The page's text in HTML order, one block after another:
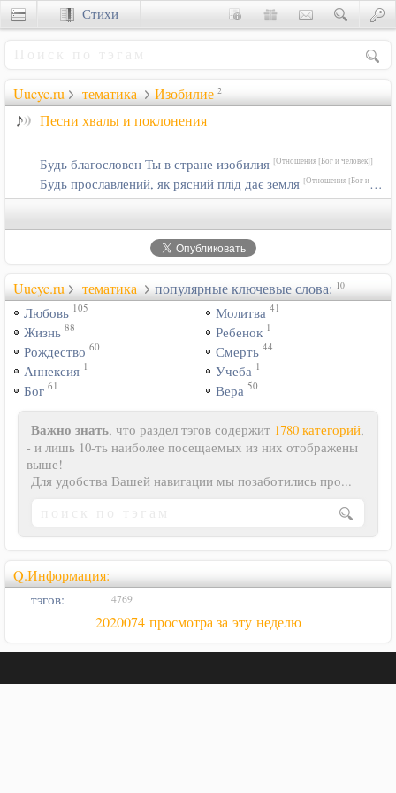
Uucyc.ru тематика Изобилие 2
Песни хвалы и поклонения
Будь благословен Ты в стране изобилия [Отношения [Бог и человек]]
Будь прославлений, як рясний плід дає земля [Отношения [Бог и человек]]
Uucyc.ru тематика популярные ключевые слова: 10
Любовь 105
Жизнь 88
Рождество 60
Аннексия 1
Бог 61
Молитва 41
Ребенок 1
Смерть 44
Учеба 1
Вера 50
Важно знать, что раздел тэгов содержит 1780 категорий,
- и лишь 10-ть наиболее посещаемых из них отображены
выше!
Для удобства Вашей навигации мы позаботились про...
Q.Информация:
тэгов: 4769
2020074 просмотра за эту неделю
Стихи